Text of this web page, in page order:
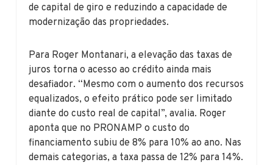
de capital de giro e reduzindo a capacidade de
modernização das propriedades.
Para Roger Montanari, a elevação das taxas de
juros torna o acesso ao crédito ainda mais
desafiador. “Mesmo com o aumento dos recursos
equalizados, o efeito prático pode ser limitado
diante do custo real de capital”, avalia. Roger
aponta que no PRONAMP o custo do
financiamento subiu de 8% para 10% ao ano. Nas
demais categorias, a taxa passa de 12% para 14%.